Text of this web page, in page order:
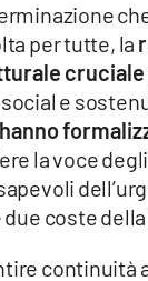
per tutte, la
e
la voce
coste
continuità